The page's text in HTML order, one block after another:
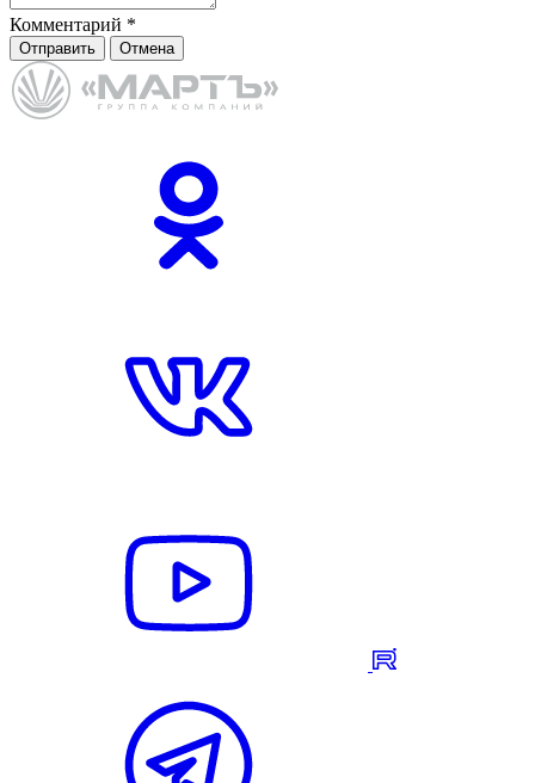
Комментарий *
Отправить Отмена